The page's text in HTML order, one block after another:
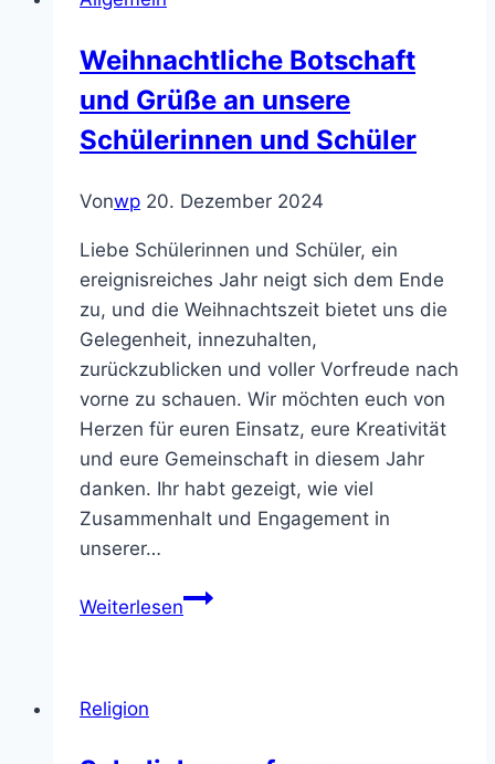
Weihnachtliche Botschaft
und Grüße an unsere
Schülerinnen und Schüler
Vonwp 20. Dezember 2024
Liebe Schülerinnen und Schüler, ein
ereignisreiches Jahr neigt sich dem Ende
zu, und die Weihnachtszeit bietet uns die
Gelegenheit, innezuhalten,
zurückzublicken und voller Vorfreude nach
vorne zu schauen. Wir möchten euch von
Herzen für euren Einsatz, eure Kreativität
und eure Gemeinschaft in diesem Jahr
danken. Ihr habt gezeigt, wie viel
Zusammenhalt und Engagement in
unserer…
WeiterlesenWeihnachtliche
Religion